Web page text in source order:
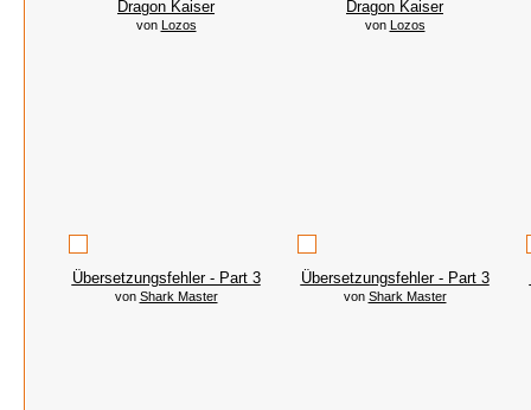
Dragon Kaiser
von Lozos
Dragon Kaiser
von Lozos
Übersetzungsfehler - Part 3
von Shark Master
Übersetzungsfehler - Part 3
von Shark Master